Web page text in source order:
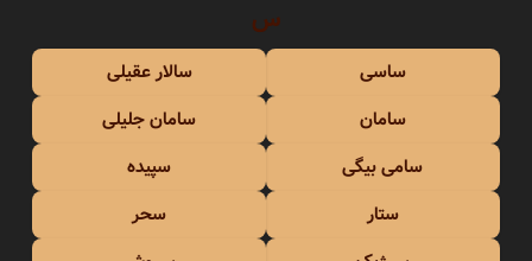
س
ساسی
سالار عقیلی
سامان
سامان جلیلی
سامی بیگی
سپیده
ستار
سحر